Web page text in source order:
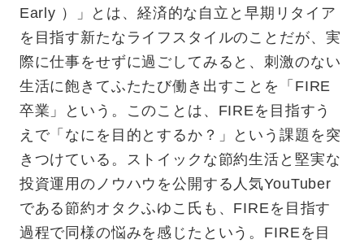
Early ）」とは、経済的な自立と早期リタイア
を目指す新たなライフスタイルのことだが、実
際に仕事をせずに過ごしてみると、刺激のない
生活に飽きてふたたび働き出すことを「FIRE
卒業」という。このことは、FIREを目指すう
えで「なにを目的とするか？」という課題を突
きつけている。ストイックな節約生活と堅実な
投資運用のノウハウを公開する人気YouTuber
である節約オタクふゆこ氏も、FIREを目指す
過程で同様の悩みを感じたという。FIREを目